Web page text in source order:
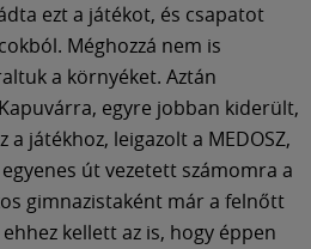
ezt a játékot, és csapatot
Méghozzá nem is
a környéket. Aztán
egyre jobban kiderült,
a játékhoz, leigazolt a MEDOSZ,
út vezetett számomra a
gimnazistaként már a felnőtt
kellett az is, hogy éppen